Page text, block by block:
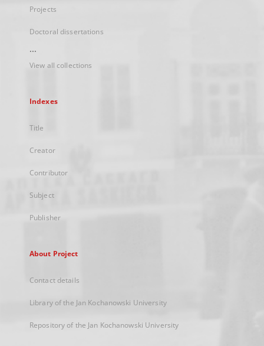
Projects
Doctoral dissertations
...
View all collections
Indexes
Title
Creator
Contributor
Subject
Publisher
About Project
Contact details
Library of the Jan Kochanowski University
Repository of the Jan Kochanowski University